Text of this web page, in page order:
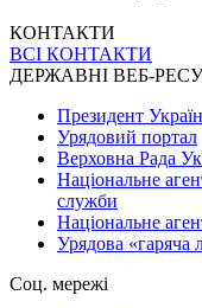
КОНТАКТИ
ВСІ КОНТАКТИ
ДЕРЖАВНІ ВЕБ-
Президент
Урядовий портал
Верховна Рада
Національне
служби
Національне
Урядова «гаряча
Соц. мережі